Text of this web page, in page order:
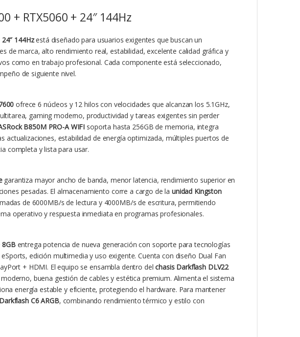
+ RTX5060 + 24″ 144Hz
144Hzestá diseñado para usuarios exigentes que buscan un
de marca, alto rendimiento real, estabilidad, excelente calidad gráfica y
como en trabajo profesional. Cada componente está seleccionado,
de siguiente nivel.
ofrece 6 núcleos y 12 hilos con velocidades que alcanzan los 5.1GHz,
gaming moderno, productividad y tareas exigentes sin perder
B850M PRO-A WIFI soporta hasta 256GB de memoria, integra
actualizaciones, estabilidad de energía optimizada, múltiples puertos de
completa y lista para usar.
garantiza mayor ancho de banda, menor latencia, rendimiento superior en
pesadas. El almacenamiento corre a cargo de la unidad Kingston
de 6000MB/s de lectura y 4000MB/s de escritura, permitiendo
operativo y respuesta inmediata en programas profesionales.
8GBentrega potencia de nueva generación con soporte para tecnologías
edición multimedia y uso exigente. Cuenta con diseño Dual Fan
+ HDMI. El equipo se ensambla dentro delchasis Darkflash DLV22
buena gestión de cables y estética premium. Alimenta el sistema
energía estable y eficiente, protegiendo el hardware. Para mantener
C6 ARGB, combinando rendimiento térmico y estilo con